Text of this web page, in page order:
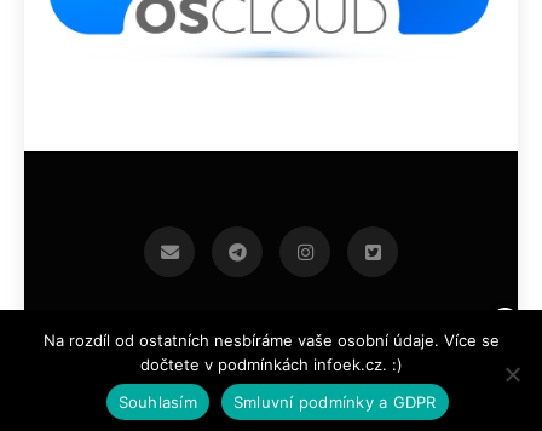
infoek.cz 2026.Developed By BlazeThemes .
Na rozdíl od ostatních nesbíráme vaše osobní údaje. Více se
dočtete v podmínkách infoek.cz. :)
Souhlasím
Smluvní podmínky a GDPR